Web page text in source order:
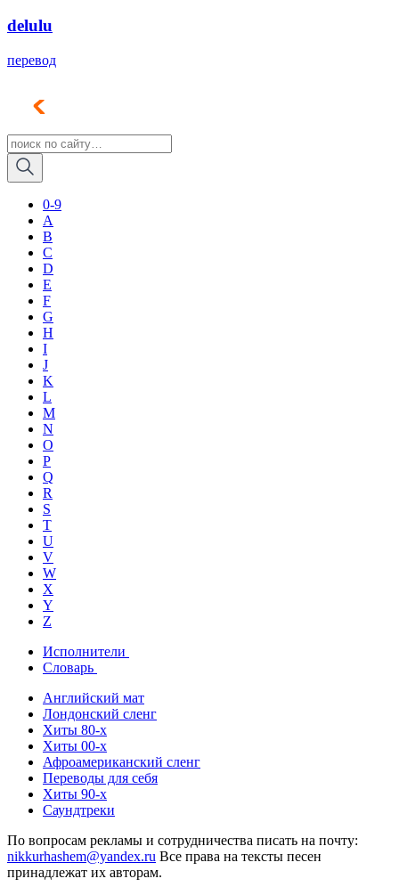
delulu
перевод
0-9
A
B
C
D
E
F
G
H
I
J
K
L
M
N
O
P
Q
R
S
T
U
V
W
X
Y
Z
Исполнители
Словарь
Английский мат
Лондонский сленг
Хиты 80-х
Хиты 00-х
Афроамериканский сленг
Переводы для себя
Хиты 90-х
Саундтреки
По вопросам рекламы и сотрудничества писать на почту:
nikkurhashem@yandex.ru Все права на тексты песен
принадлежат их авторам.